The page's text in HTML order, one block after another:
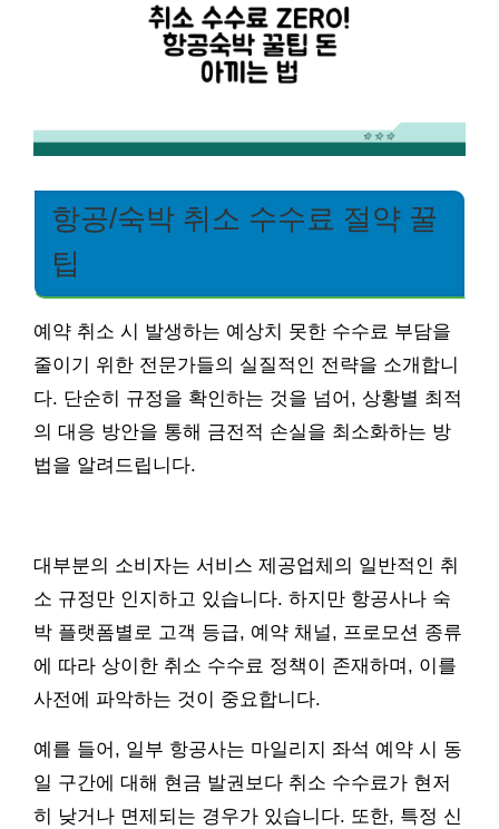
항공/숙박 취소 수수료 절약 꿀
팁
예약 취소 시 발생하는 예상치 못한 수수료 부담을
줄이기 위한 전문가들의 실질적인 전략을 소개합니
다. 단순히 규정을 확인하는 것을 넘어, 상황별 최적
의 대응 방안을 통해 금전적 손실을 최소화하는 방
법을 알려드립니다.
대부분의 소비자는 서비스 제공업체의 일반적인 취
소 규정만 인지하고 있습니다. 하지만 항공사나 숙
박 플랫폼별로 고객 등급, 예약 채널, 프로모션 종류
에 따라 상이한 취소 수수료 정책이 존재하며, 이를
사전에 파악하는 것이 중요합니다.
예를 들어, 일부 항공사는 마일리지 좌석 예약 시 동
일 구간에 대해 현금 발권보다 취소 수수료가 현저
히 낮거나 면제되는 경우가 있습니다. 또한, 특정 신